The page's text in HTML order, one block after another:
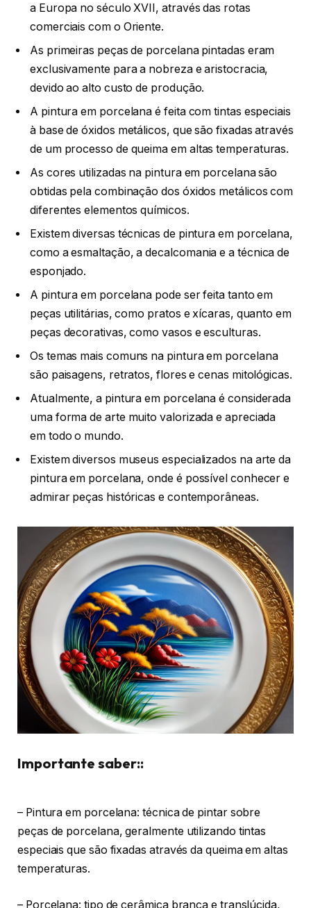
a Europa no século XVII, através das rotas
comerciais com o Oriente.
As primeiras peças de porcelana pintadas eram
exclusivamente para a nobreza e aristocracia,
devido ao alto custo de produção.
A pintura em porcelana é feita com tintas especiais
à base de óxidos metálicos, que são fixadas através
de um processo de queima em altas temperaturas.
As cores utilizadas na pintura em porcelana são
obtidas pela combinação dos óxidos metálicos com
diferentes elementos químicos.
Existem diversas técnicas de pintura em porcelana,
como a esmaltação, a decalcomania e a técnica de
esponjado.
A pintura em porcelana pode ser feita tanto em
peças utilitárias, como pratos e xícaras, quanto em
peças decorativas, como vasos e esculturas.
Os temas mais comuns na pintura em porcelana
são paisagens, retratos, flores e cenas mitológicas.
Atualmente, a pintura em porcelana é considerada
uma forma de arte muito valorizada e apreciada
em todo o mundo.
Existem diversos museus especializados na arte da
pintura em porcelana, onde é possível conhecer e
admirar peças históricas e contemporâneas.
Importante saber::
– Pintura em porcelana: técnica de pintar sobre
peças de porcelana, geralmente utilizando tintas
especiais que são fixadas através da queima em altas
temperaturas.
– Porcelana: tipo de cerâmica branca e translúcida,